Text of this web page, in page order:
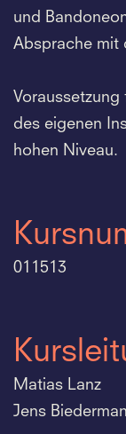
und
Absprache mit
Voraussetzung
des eigenen
hohen Niveau.
011513
Matias Lanz
Jens